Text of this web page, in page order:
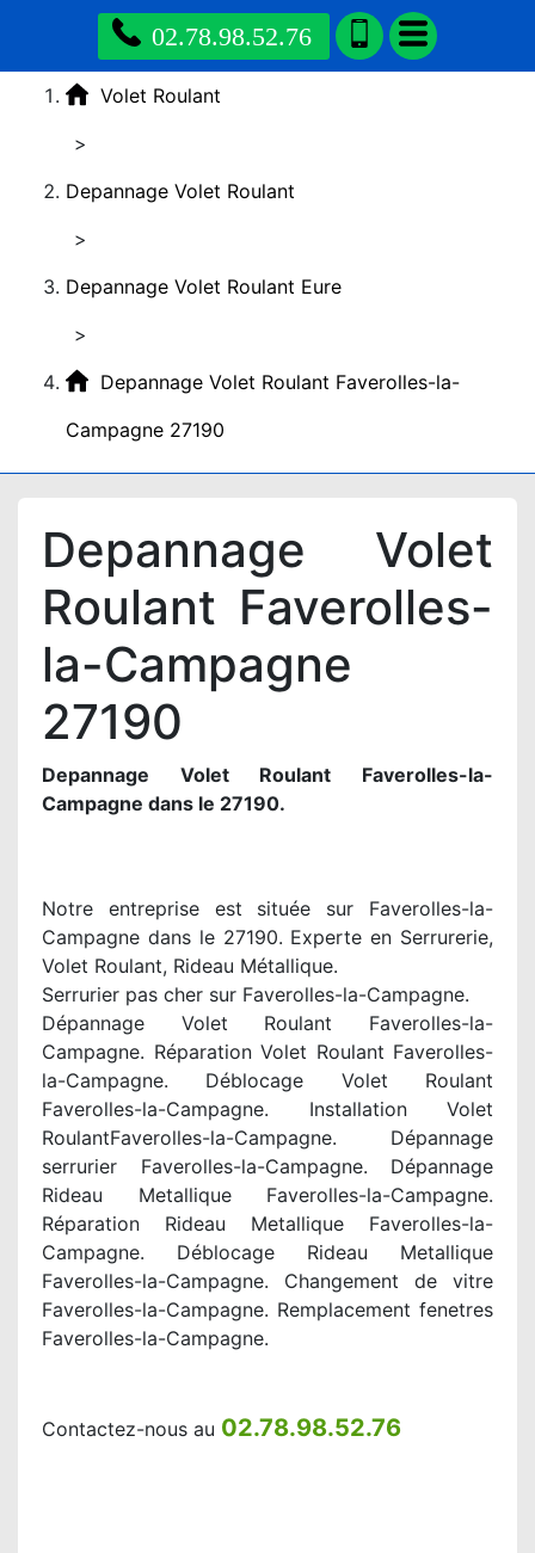
02.78.98.52.76
Volet Roulant
>
Depannage Volet Roulant
>
Depannage Volet Roulant Eure
>
Depannage Volet Roulant Faverolles-la-
Campagne 27190
Depannage Volet
Roulant Faverolles-
la-Campagne
27190
Depannage Volet Roulant Faverolles-la-
Campagne dans le 27190.
Notre entreprise est située sur Faverolles-la-
Campagne dans le 27190. Experte en Serrurerie,
Volet Roulant, Rideau Métallique.
Serrurier pas cher sur Faverolles-la-Campagne.
Dépannage Volet Roulant Faverolles-la-
Campagne. Réparation Volet Roulant Faverolles-
la-Campagne. Déblocage Volet Roulant
Faverolles-la-Campagne. Installation Volet
RoulantFaverolles-la-Campagne. Dépannage
serrurier Faverolles-la-Campagne. Dépannage
Rideau Metallique Faverolles-la-Campagne.
Réparation Rideau Metallique Faverolles-la-
Campagne. Déblocage Rideau Metallique
Faverolles-la-Campagne. Changement de vitre
Faverolles-la-Campagne. Remplacement fenetres
Faverolles-la-Campagne.
Contactez-nous au 02.78.98.52.76